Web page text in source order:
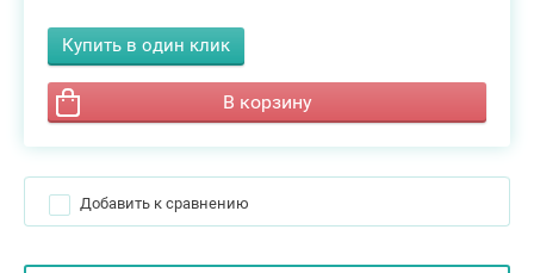
Купить в один клик
В корзину
Добавить к сравнению